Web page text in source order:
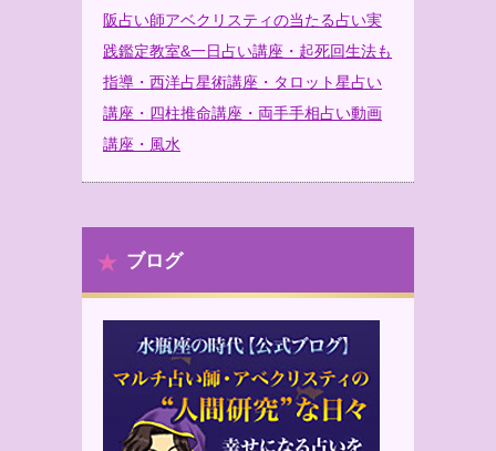
阪占い師アベクリスティの当たる占い実
践鑑定教室&一日占い講座・起死回生法も
指導・西洋占星術講座・タロット星占い
講座・四柱推命講座・両手手相占い動画
講座・風水
ブログ